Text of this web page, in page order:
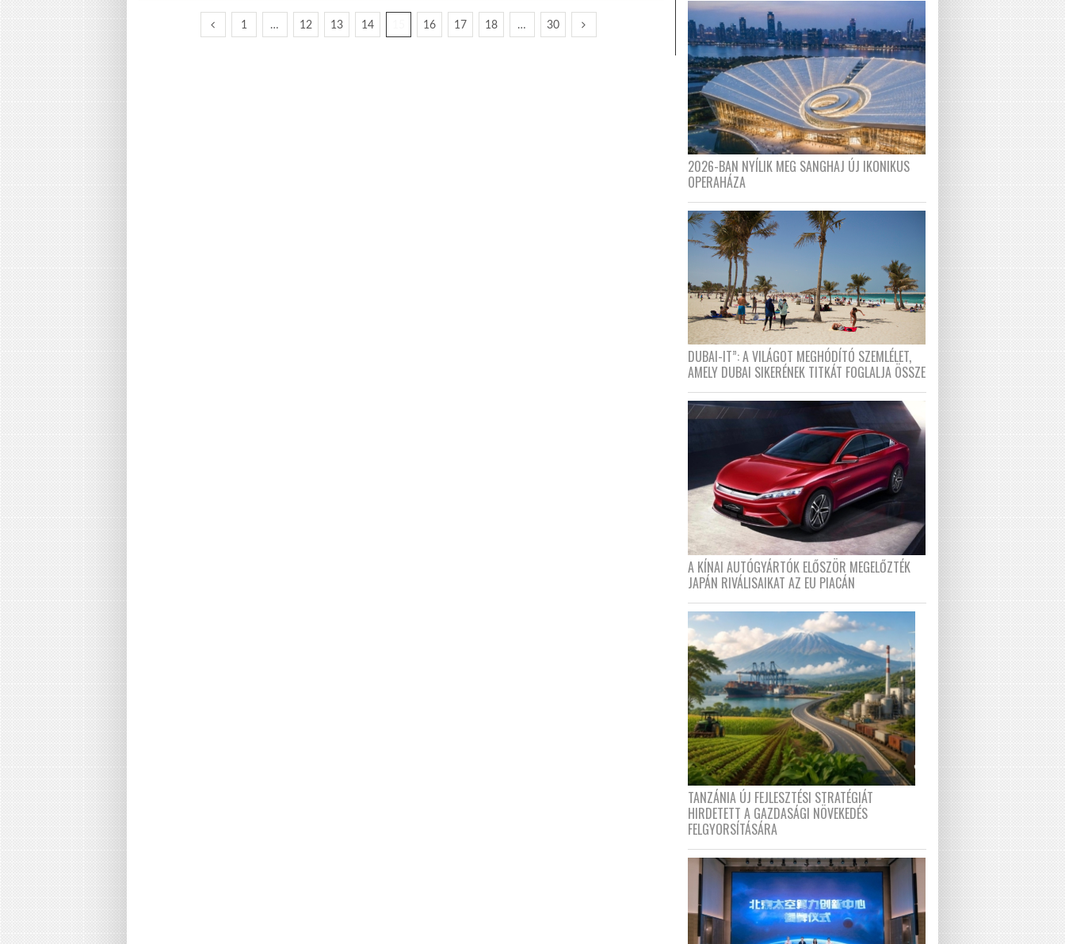
1 … 12 13 14 16 17 18 … 30
2026-BAN NYÍLIK MEG SANGHAJ ÚJ IKONIKUS
OPERAHÁZA
DUBAI-IT”: A VILÁGOT MEGHÓDÍTÓ SZEMLÉLET,
AMELY DUBAI SIKERÉNEK TITKÁT FOGLALJA ÖSSZE
A KÍNAI AUTÓGYÁRTÓK ELŐSZÖR MEGELŐZTÉK
JAPÁN RIVÁLISAIKAT AZ EU PIACÁN
TANZÁNIA ÚJ FEJLESZTÉSI STRATÉGIÁT
HIRDETETT A GAZDASÁGI NÖVEKEDÉS
FELGYORSÍTÁSÁRA